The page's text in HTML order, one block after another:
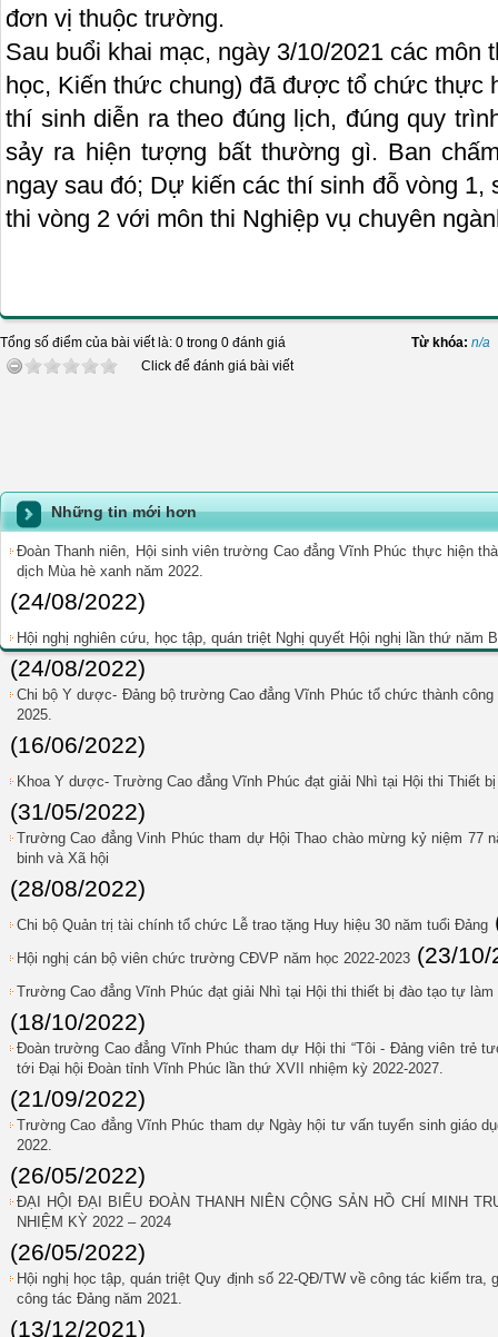
đơn vị thuộc trường.
Sau buổi khai mạc, ngày 3/10/2021 các môn
học, Kiến thức chung) đã được tổ chức thực
thí sinh diễn ra theo đúng lịch, đúng quy
sảy ra hiện tượng bất thường gì. Ban
ngay sau đó; Dự kiến các thí sinh đỗ vòng 1,
thi vòng 2 với môn thi Nghiệp vụ chuyên
Tổng số điểm của bài viết là: 0 trong 0 đánh giá
Click để đánh giá bài viết
Từ khóa: n/a
Những tin mới hơn
Đoàn Thanh niên, Hội sinh viên trường Cao đẳng Vĩnh Phúc thực hiện
dịch Mùa hè xanh năm 2022.
(24/08/2022)
Hội nghị nghiên cứu, học tập, quán triệt Nghị quyết Hội nghị lần thứ năm
(24/08/2022)
Chi bộ Y dược- Đảng bộ trường Cao đẳng Vĩnh Phúc tổ chức thành
2025.
(16/06/2022)
Khoa Y dược- Trường Cao đẳng Vĩnh Phúc đạt giải Nhì tại Hội thi Thiết
(31/05/2022)
Trường Cao đẳng Vinh Phúc tham dự Hội Thao chào mừng kỷ niệm 77
binh và Xã hội
(28/08/2022)
Chi bộ Quản trị tài chính tổ chức Lễ trao tặng Huy hiệu 30 năm tuổi Đảng
Hội nghị cán bộ viên chức trường CĐVP năm học 2022-2023 (23/10/
Trường Cao đẳng Vĩnh Phúc đạt giải Nhì tại Hội thi thiết bị đào tạo tự
(18/10/2022)
Đoàn trường Cao đẳng Vĩnh Phúc tham dự Hội thi “Tôi - Đảng viên trẻ
tới Đại hội Đoàn tỉnh Vĩnh Phúc lần thứ XVII nhiệm kỳ 2022-2027.
(21/09/2022)
Trường Cao đẳng Vĩnh Phúc tham dự Ngày hội tư vấn tuyển sinh giáo
2022.
(26/05/2022)
ĐẠI HỘI ĐẠI BIỂU ĐOÀN THANH NIÊN CỘNG SẢN HỒ CHÍ MINH
NHIỆM KỲ 2022 – 2024
(26/05/2022)
Hội nghị học tập, quán triệt Quy định số 22-QĐ/TW về công tác kiểm
công tác Đảng năm 2021.
(13/12/2021)